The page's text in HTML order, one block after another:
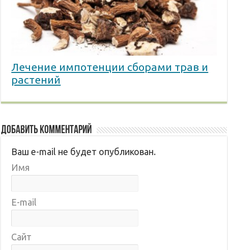
Лечение импотенции сборами трав и
растений
Добавить комментарий
Ваш e-mail не будет опубликован.
Имя
E-mail
Сайт